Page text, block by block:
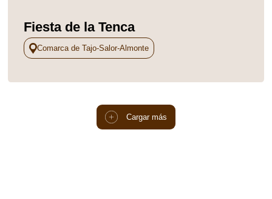
Fiesta de la Tenca
Comarca de Tajo-Salor-Almonte
Cargar más